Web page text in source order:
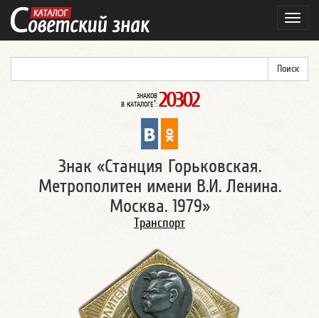
ЗНАКОВ
В КАТАЛОГЕ*: 20302
Знак «Станция Горьковская.
Метрополитен имени В.И. Ленина.
Москва. 1979»
Транспорт